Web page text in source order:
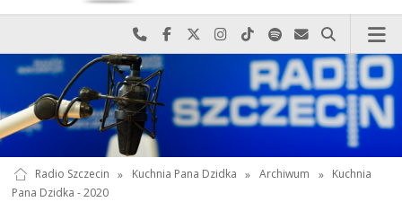
Najlepiej po prostu do nas zadzwoń
Odwiedź nas na Facebook-u
Odwiedź nas na X
Odwiedź nas na Instagram-ie
Odwiedź nas na TikTok-u
Szukaj nas na Spotify
Wyślij do nas
Szukaj
Radio Szczecin » Kuchnia Pana Dzidka » Archiwum » Kuchnia
Pana Dzidka - 2020